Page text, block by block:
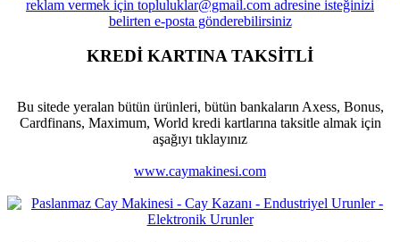
KREDİ KARTINA TAKSİTLİ
Bu sitede yeralan bütün ürünleri, bütün bankaların Axess, Bonus,
Cardfinans, Maximum, World kredi kartlarına taksitle almak için
aşağıyı tıklayınız
www.caymakinesi.com